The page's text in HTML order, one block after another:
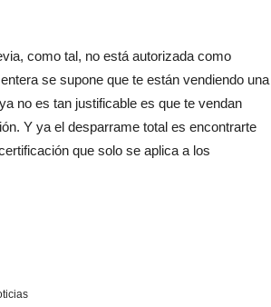
como tal, no está autorizada como
se supone que te están vendiendo una
no es tan justificable es que te vendan
Y ya el desparrame total es encontrarte
que solo se aplica a los